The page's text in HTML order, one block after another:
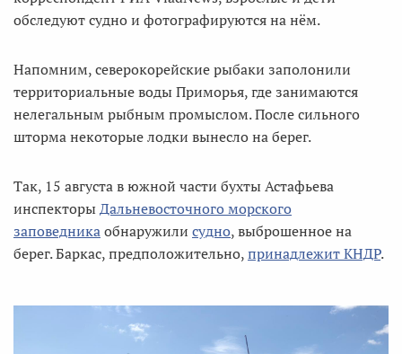
обследуют судно и фотографируются на нём.
Напомним, северокорейские рыбаки заполонили
территориальные воды Приморья, где занимаются
нелегальным рыбным промыслом. После сильного
шторма некоторые лодки вынесло на берег.
Так, 15 августа в южной части бухты Астафьева
инспекторыДальневосточного морского
заповедникаобнаружили судно, выброшенное на
берег. Баркас, предположительно,принадлежит КНДР.